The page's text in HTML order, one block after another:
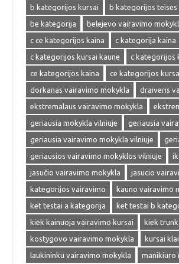
b kategorijos kursai
b kategorijos teises
be kategorija
belejevo vairavimo
c ce kategorijos kaina
c kategorija kaina
c kategorijos kursai kaune
c kategorijos
ce kategorijos kaina
ce kategorijos
dorkanas vairavimo mokykla
draiveris
ekstremalaus vairavimo mokykla
geriausia mokykla vilniuje
geriausia
geriausia vairavimo mokykla vilniuje
geriausios vairavimo mokyklos vilniuje
jasučio vairavimo mokykla
jasucio
kategorijos vairavimo
kauno vairavimo
ket testai a kategorija
ket testai b
kiek kainuoja vairavimo kursai
kiek
kostygovo vairavimo mokykla
kursai
laukininku vairavimo mokykla
manikiuro